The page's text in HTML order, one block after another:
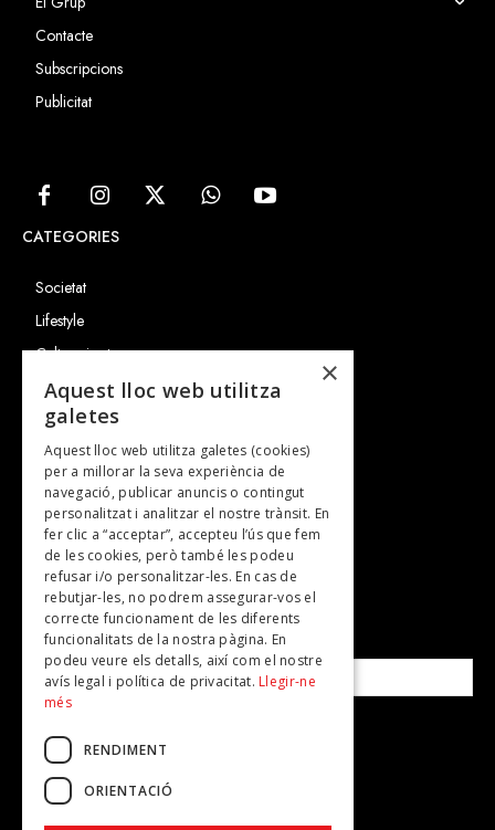
Contacte
Subscripcions
Publicitat
CATEGORIES
Societat
Lifestyle
Cultura i art
Entrevistes
Gastronomia
TV
Plans per fer
Revistes
SUBSCRIU-TE A LA NOSTRA NEWSLETTER!
Correu electrònic*
Accepto lapolítica de privacitat
×
Aquest lloc web utilitza
galetes
Aquest lloc web utilitza galetes (cookies)
per a millorar la seva experiència de
navegació, publicar anuncis o contingut
personalitzat i analitzar el nostre trànsit. En
fer clic a “acceptar”, accepteu l’ús que fem
de les cookies, però també les podeu
refusar i/o personalitzar-les. En cas de
rebutjar-les, no podrem assegurar-vos el
correcte funcionament de les diferents
funcionalitats de la nostra pàgina. En
podeu veure els detalls, així com el nostre
avís legal i política de privacitat. Llegir-ne
més
RENDIMENT
ORIENTACIÓ